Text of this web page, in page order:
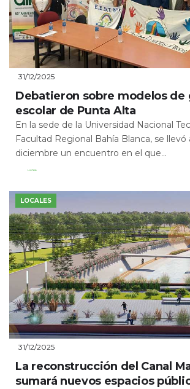
31/12/2025
Debatieron sobre modelos de
escolar de Punta Alta
En la sede de la Universidad Nacional
Facultad Regional Bahía Blanca, se llevó
diciembre un encuentro en el que...
Leer Más
LOCALES
31/12/2025
La reconstrucción del Canal
sumará nuevos espacios